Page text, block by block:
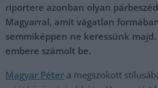
riportere azonban olyan
Magyarral, amit vágatlan
semmiképpen ne keressünk majd.
embere számolt be.
Magyar Péter a megszokott